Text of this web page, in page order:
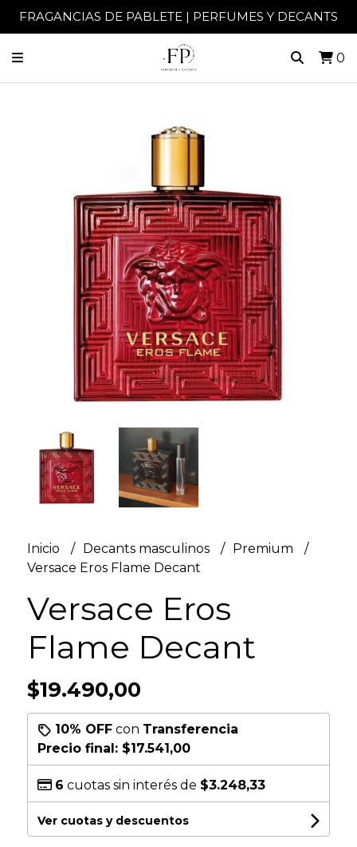
FRAGANCIAS DE PABLETE | PERFUMES Y DECANTS
0
Inicio Decants masculinos
Premium
Versace Eros Flame Decant
Versace Eros
Flame Decant
$19.490,00
10% OFFcon Transferencia
Precio final: $17.541,00
6 cuotas sin interés de $3.248,33
Ver cuotas y descuentos